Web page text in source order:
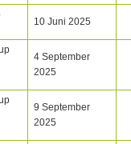
10 Juni 2025
4 September
2025
9 September
2025